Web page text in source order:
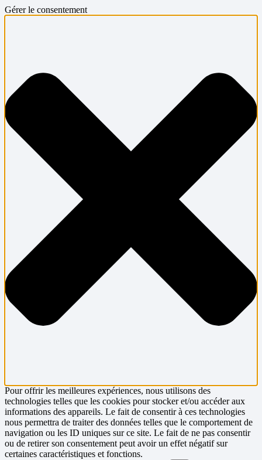
Gérer le consentement
Pour offrir les meilleures expériences, nous utilisons des
technologies telles que les cookies pour stocker et/ou accéder aux
informations des appareils. Le fait de consentir à ces technologies
nous permettra de traiter des données telles que le comportement de
navigation ou les ID uniques sur ce site. Le fait de ne pas consentir
ou de retirer son consentement peut avoir un effet négatif sur
certaines caractéristiques et fonctions.